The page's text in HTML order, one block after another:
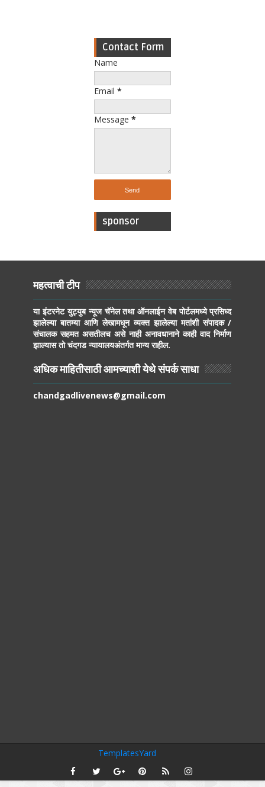
Contact Form
Name
Email *
Message *
sponsor
महत्वाची टीप
या इंटरनेट युट्युब न्यूज चॅनेल तथा ऑनलाईन वेब पोर्टलमध्ये प्रसिध्द
झालेल्या बातम्या आणि लेखामधून व्यक्त झालेल्या मतांशी संपादक /
संचालक सहमत असतीलच असे नाही अनावधानाने काही वाद निर्माण
झाल्यास तो चंदगड न्यायालयअंतर्गत मान्य राहील.
अधिक माहितीसाठी आमच्याशी येथे संपर्क साधा
chandgadlivenews@gmail.com